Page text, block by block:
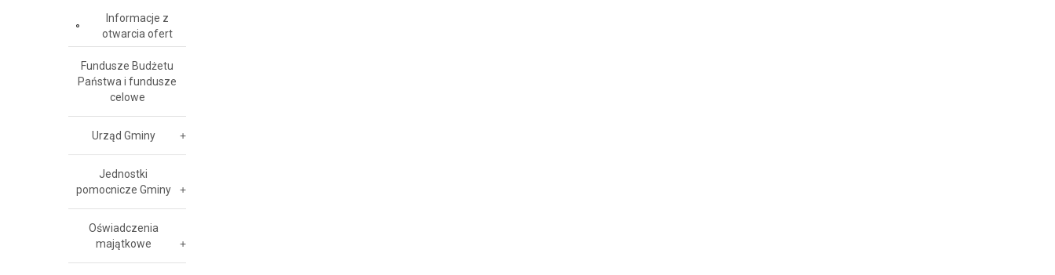
Informacje z
otwarcia ofert
Fundusze Budżetu
Państwa i fundusze
celowe
Urząd Gminy
Jednostki
pomocnicze Gminy
Oświadczenia
majątkowe